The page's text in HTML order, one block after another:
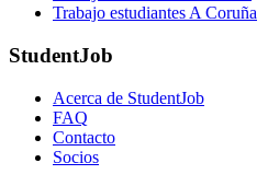
Trabajo estudiantes A Coruña
StudentJob
Acerca de StudentJob
FAQ
Contacto
Socios